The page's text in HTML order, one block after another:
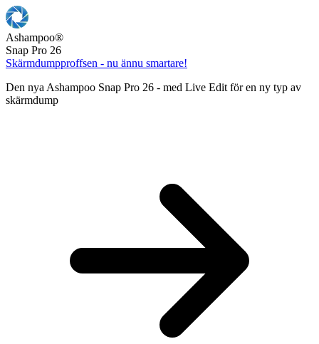
Ashampoo®
Snap Pro 26
Skärmdumpproffsen - nu ännu smartare!
Den nya Ashampoo Snap Pro 26 - med Live Edit för en ny typ av
skärmdump